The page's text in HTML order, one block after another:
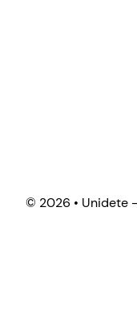
© 2026 • Unidete